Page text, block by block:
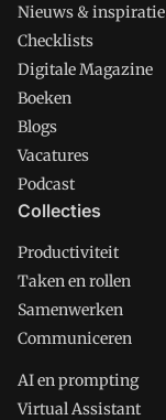
Nieuws & inspiratie
Checklists
Digitale Magazine
Boeken
Blogs
Vacatures
Podcast
Collecties
Productiviteit
Taken en rollen
Samenwerken
Communiceren
AI en prompting
Virtual Assistant